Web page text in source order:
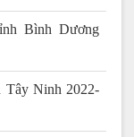
Bình Dương
Ninh 2022-